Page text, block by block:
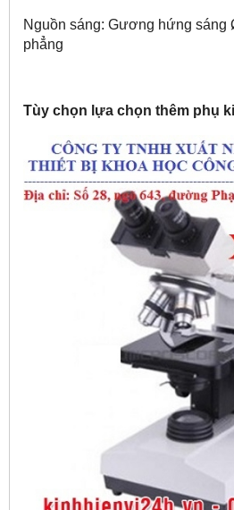
Nguồn sáng: Gương hứng sáng
phẳng
Tùy chọn lựa chọn thêm phụ